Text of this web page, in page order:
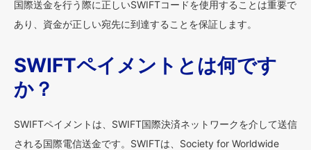
国際送金を行う際に正しいSWIFTコードを使用することは重要で
あり、資金が正しい宛先に到達することを保証します。
SWIFTペイメントとは何です
か？
SWIFTペイメントは、SWIFT国際決済ネットワークを介して送信
される国際電信送金です。SWIFTは、Society for Worldwide